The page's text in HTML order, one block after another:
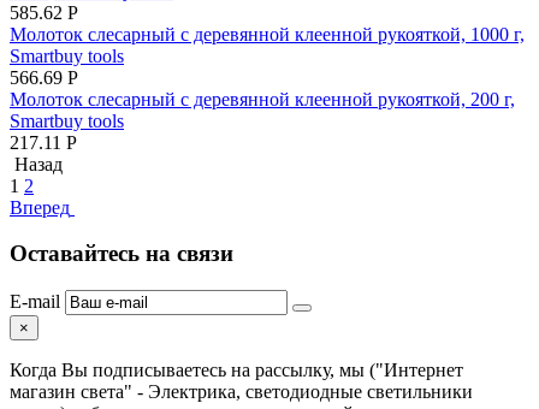
585.62 Р
Молоток слесарный с деревянной клеенной рукояткой, 1000 г,
Smartbuy tools
566.69 Р
Молоток слесарный с деревянной клеенной рукояткой, 200 г,
Smartbuy tools
217.11 Р
Назад
1 2
Вперед
Оставайтесь на связи
E-mail
×
Когда Вы подписываетесь на рассылку, мы ("Интернет
магазин света" - Электрика, светодиодные светильники